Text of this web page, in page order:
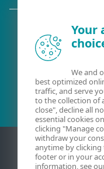
Your
We and
best optimized
traffic, and serve
to the collection of
close", decline all
essential cookies
clicking "Manage
withdraw your
anytime by
footer or in your
information, see